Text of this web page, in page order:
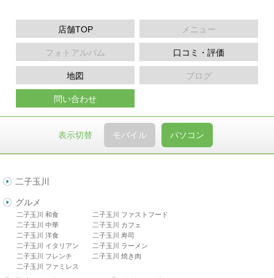
店舗TOP メニュー
フォトアルバム 口コミ・評価
地図 ブログ
問い合わせ
表示切替 モバイル パソコン
二子玉川
グルメ
二子玉川 和食
二子玉川 中華
二子玉川 洋食
二子玉川 イタリアン
二子玉川 フレンチ
二子玉川 ファミレス
二子玉川 ファストフード
二子玉川 カフェ
二子玉川 寿司
二子玉川 ラーメン
二子玉川 焼き肉